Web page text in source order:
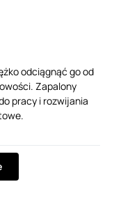
odciągnąć go od
Zapalony
pracy i rozwijania